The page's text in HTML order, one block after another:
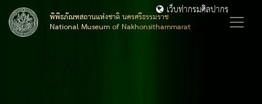
พิพิธภัณฑสถานแห่งชาติ นครศรีธรรมราช
National Museum of Nakhonsithammarat
เว็บท่ากรมศิลปากร